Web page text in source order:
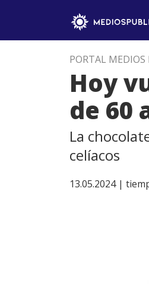
PORTAL MEDIOS
Hoy
de 60
La
celíacos
13.05.2024 |